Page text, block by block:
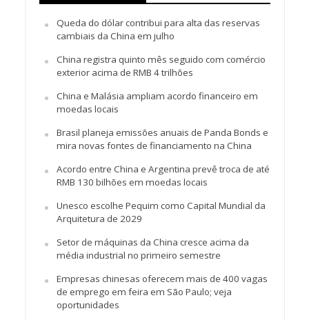
Queda do dólar contribui para alta das reservas
cambiais da China em julho
China registra quinto mês seguido com comércio
exterior acima de RMB 4 trilhões
China e Malásia ampliam acordo financeiro em
moedas locais
Brasil planeja emissões anuais de Panda Bonds e
mira novas fontes de financiamento na China
Acordo entre China e Argentina prevê troca de até
RMB 130 bilhões em moedas locais
Unesco escolhe Pequim como Capital Mundial da
Arquitetura de 2029
Setor de máquinas da China cresce acima da
média industrial no primeiro semestre
Empresas chinesas oferecem mais de 400 vagas
de emprego em feira em São Paulo; veja
oportunidades